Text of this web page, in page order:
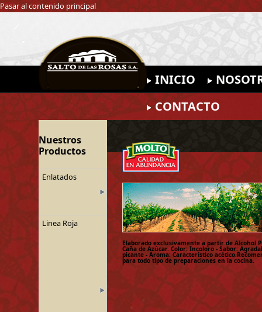
Pasar al contenido principal
INICIO
CONTACTO
Nuestros
Productos
Enlatados
Linea Roja
Elaborado exclusivamente a partir de Alcohol
Caña de Azúcar. Color: Incoloro - Sabor:
picante - Aroma: Característico
para todo tipo de preparaciones en la cocina.